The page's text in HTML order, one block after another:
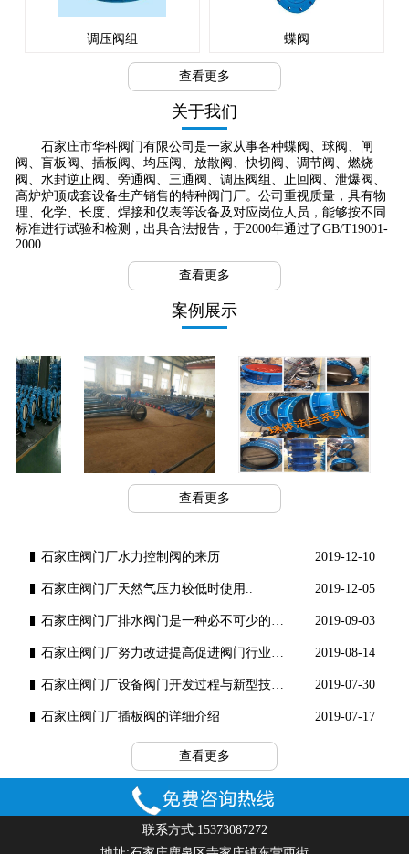
调压阀组 蝶阀
查看更多
关于我们
石家庄市华科阀门有限公司是一家从事各种蝶阀、球阀、闸
阀、盲板阀、插板阀、均压阀、放散阀、快切阀、调节阀、燃烧
阀、水封逆止阀、旁通阀、三通阀、调压阀组、止回阀、泄爆阀、
高炉炉顶成套设备生产销售的特种阀门厂。公司重视质量，具有物
理、化学、长度、焊接和仪表等设备及对应岗位人员，能够按不同
标准进行试验和检测，出具合法报告，于2000年通过了GB/T19001-
2000..
查看更多
案例展示
查看更多
石家庄阀门厂水力控制阀的来历 2019-12-10
石家庄阀门厂​天然气压力较低时使用.. 2019-12-05
2019-09-03
2019-08-14
2019-07-30
石家庄阀门厂插板阀的详细介绍 2019-07-17
查看更多
联系方式:15373087272